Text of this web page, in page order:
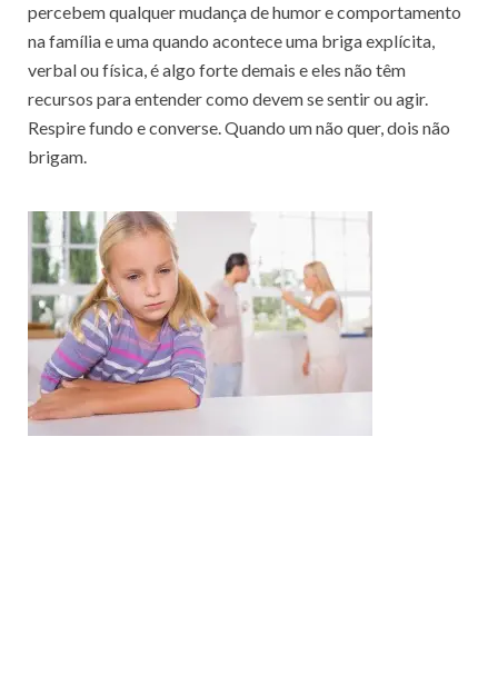
percebem qualquer mudança de humor e comportamento
na família e uma quando acontece uma briga explícita,
verbal ou física, é algo forte demais e eles não têm
recursos para entender como devem se sentir ou agir.
Respire fundo e converse. Quando um não quer, dois não
brigam.